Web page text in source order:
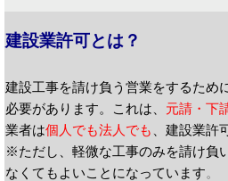
建設業許可とは？
建設工事を請け負う営業をするため
必要があります。これは、 元請・下
業者は個人でも法人でも
、建設業許
※ただし、軽微な工事のみを請け負
なくてもよいことになっています。